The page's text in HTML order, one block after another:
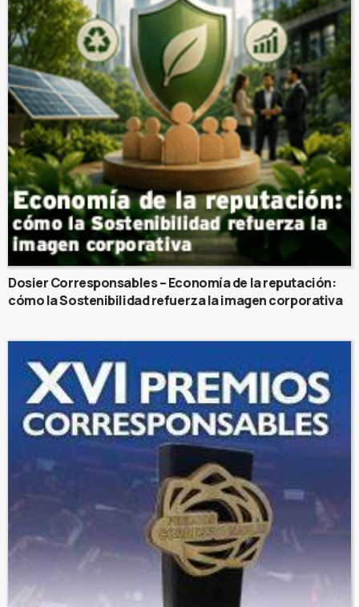
Dosier Corresponsables – Economía de la reputación:
cómo la Sostenibilidad refuerza la imagen corporativa